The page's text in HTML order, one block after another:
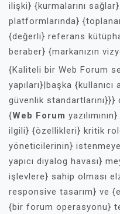
ilişki} {kurmalarını
platformlarında}
{değerli} referans
beraber} {markanızın
{Kaliteli bir Web Forum
yapıları}|başka
güvenlik
{Web Forum
ilgili} {özellikleri} kritik
yöneticilerinin}
yapıcı diyalog havası}
işlevlere} sahip olması
responsive tasarım} ve
{bir forum operasyonu}